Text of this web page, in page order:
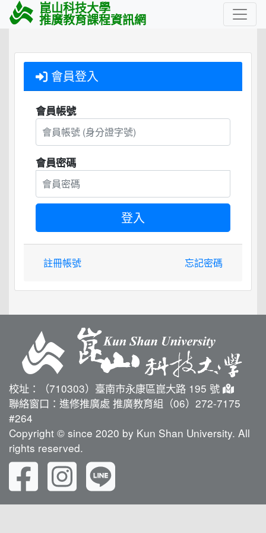
崑山科技大學
推廣教育課程資訊網
會員登入
會員帳號
會員密碼
註冊帳號 忘記密碼
校址：（710303）臺南市永康區崑大路 195 號
聯絡窗口：進修推廣處 推廣教育組（06）272-7175
#264
Copyright © since 2020 by Kun Shan University. All
rights reserved.